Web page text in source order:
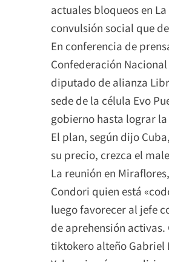
actuales bloqueos en
convulsión social que
En conferencia de
Confederación
diputado de alianza
sede de la célula Evo
gobierno hasta lograr
El plan, según dijo
su precio, crezca el
La reunión en
Condori quien está
luego favorecer al jefe
de aprehensión
tiktokero alteño Gabriel